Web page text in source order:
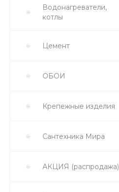
Водонагреватели,
котлы
Цемент
ОБОИ
Крепежные изделия
Сантехника Мира
АКЦИЯ (распродажа)